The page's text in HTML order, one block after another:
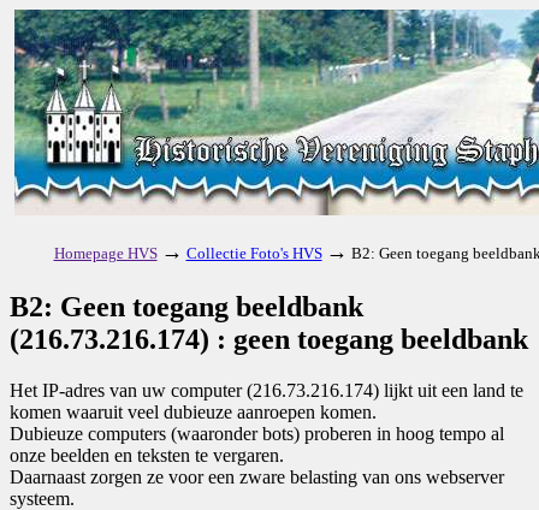
Homepage HVS → Collectie Foto's HVS → B2: Geen toegang
B2: Geen toegang beeldbank
(216.73.216.174) : geen toegang beeldbank
Het IP-adres van uw computer (216.73.216.174) lijkt uit een land te
komen waaruit veel dubieuze aanroepen komen.
Dubieuze computers (waaronder bots) proberen in hoog tempo al
onze beelden en teksten te vergaren.
Daarnaast zorgen ze voor een zware belasting van ons webserver
systeem.